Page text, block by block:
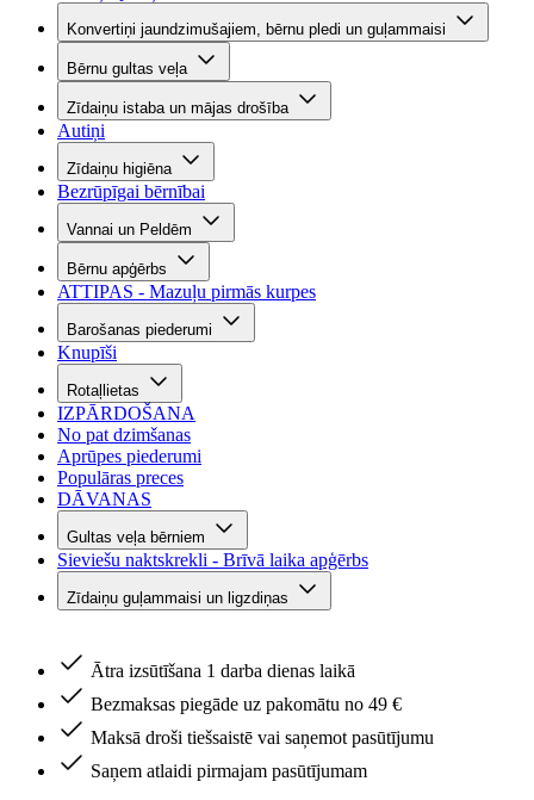
Konvertiņi jaundzimušajiem, bērnu pledi un guļammaisi
Bērnu gultas veļa
Zīdaiņu istaba un mājas drošība
Autiņi
Zīdaiņu higiēna
Bezrūpīgai bērnībai
Vannai un Peldēm
Bērnu apģērbs
ATTIPAS - Mazuļu pirmās kurpes
Barošanas piederumi
Knupīši
Rotaļlietas
IZPĀRDOŠANA
No pat dzimšanas
Aprūpes piederumi
Populāras preces
DĀVANAS
Gultas veļa bērniem
Sieviešu naktskrekli - Brīvā laika apģērbs
Zīdaiņu guļammaisi un ligzdiņas
Ātra izsūtīšana 1 darba dienas laikā
Bezmaksas piegāde uz pakomātu no 49 €
Maksā droši tiešsaistē vai saņemot pasūtījumu
Saņem atlaidi pirmajam pasūtījumam